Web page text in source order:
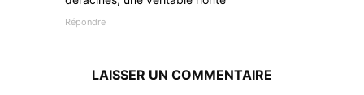
Répondre
LAISSER UN COMMENTAIRE